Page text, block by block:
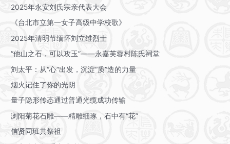
2025年永安刘氏宗亲代表大会
《台北市立第一女子高级中学校歌》
2025年清明节缅怀刘立维烈士
“他山之石，可以攻玉”——永嘉芙蓉村陈氏祠堂
刘太平：从“心”出发，沉淀“质”造的力量
烟火记住了你的光阴
量子隐形传态通过普通光缆成功传输
浏阳菊花石雕——精雕细琢，石中有“花”
信贤同班共祭祖